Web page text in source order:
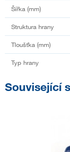
Šířka (mm)
Struktura hrany
Tloušťka (mm)
Typ hrany
Související